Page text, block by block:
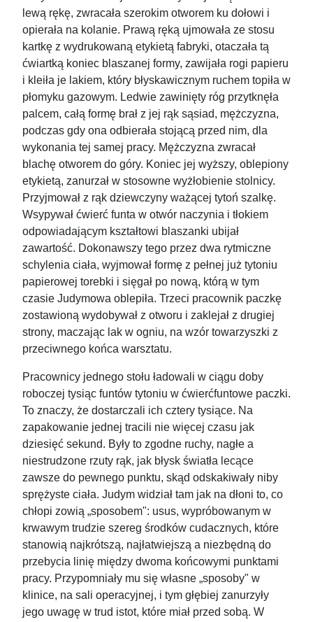
lewą rękę, zwracała szerokim otworem ku dołowi i
opierała na kolanie. Prawą ręką ujmowała ze stosu
kartkę z wydrukowaną etykietą fabryki, otaczała tą
ćwiartką koniec blaszanej formy, zawijała rogi papieru
i kleiła je lakiem, który błyskawicznym ruchem topiła w
płomyku gazowym. Ledwie zawinięty róg przytknęła
palcem, całą formę brał z jej rąk sąsiad, mężczyzna,
podczas gdy ona odbierała stojącą przed nim, dla
wykonania tej samej pracy. Mężczyzna zwracał
blachę otworem do góry. Koniec jej wyższy, oblepiony
etykietą, zanurzał w stosowne wyżłobienie stolnicy.
Przyjmował z rąk dziewczyny ważącej tytoń szalkę.
Wsypywał ćwierć funta w otwór naczynia i tłokiem
odpowiadającym kształtowi blaszanki ubijał
zawartość. Dokonawszy tego przez dwa rytmiczne
schylenia ciała, wyjmował formę z pełnej już tytoniu
papierowej torebki i sięgał po nową, którą w tym
czasie Judymowa oblepiła. Trzeci pracownik paczkę
zostawioną wydobywał z otworu i zaklejał z drugiej
strony, maczając lak w ogniu, na wzór towarzyszki z
przeciwnego końca warsztatu.
Pracownicy jednego stołu ładowali w ciągu doby
roboczej tysiąc funtów tytoniu w ćwierćfuntowe paczki.
To znaczy, że dostarczali ich cztery tysiące. Na
zapakowanie jednej tracili nie więcej czasu jak
dziesięć sekund. Były to zgodne ruchy, nagłe a
niestrudzone rzuty rąk, jak błysk światła lecące
zawsze do pewnego punktu, skąd odskakiwały niby
sprężyste ciała. Judym widział tam jak na dłoni to, co
chłopi zowią „sposobem": usus, wypróbowanym w
krwawym trudzie szereg środków cudacznych, które
stanowią najkrótszą, najłatwiejszą a niezbędną do
przebycia linię między dwoma końcowymi punktami
pracy. Przypomniały mu się własne „sposoby" w
klinice, na sali operacyjnej, i tym głębiej zanurzyły
jego uwagę w trud istot, które miał przed sobą. W